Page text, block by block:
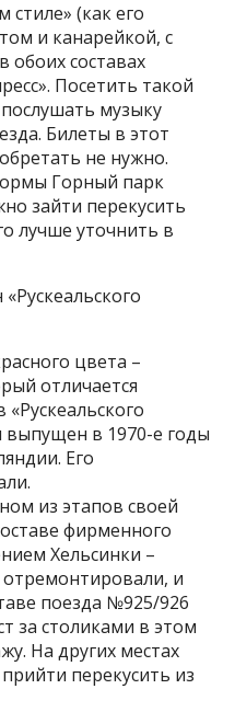
стиле» (как его
и канарейкой, с
обоих составах
Посетить такой
музыку
Билеты в этот
не нужно.
Горный парк
зайти перекусить
лучше уточнить в
цвета –
отличается
выпущен в 1970-е годы
Его
из этапов своей
фирменного
Хельсинки –
отремонтировали, и
поезда №925/926
за столиками в этом
На других местах
перекусить из